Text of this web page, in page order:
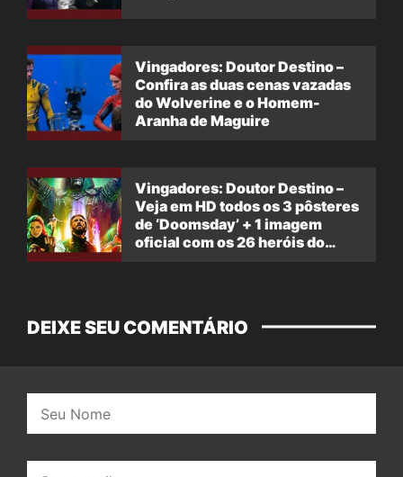
Vingadores: Doutor Destino –
Confira as duas cenas vazadas
do Wolverine e o Homem-
Aranha de Maguire
Vingadores: Doutor Destino –
Veja em HD todos os 3 pôsteres
de ‘Doomsday’ + 1 imagem
oficial com os 26 heróis do
DEIXE SEU COMENTÁRIO